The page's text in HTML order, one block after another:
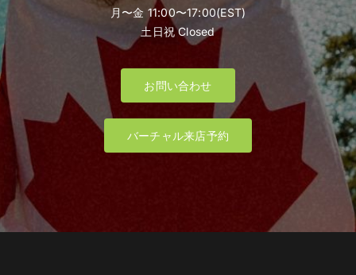
月〜金 11:00〜17:00(EST)
土日祝 Closed
お問い合わせ
バーチャル来店予約